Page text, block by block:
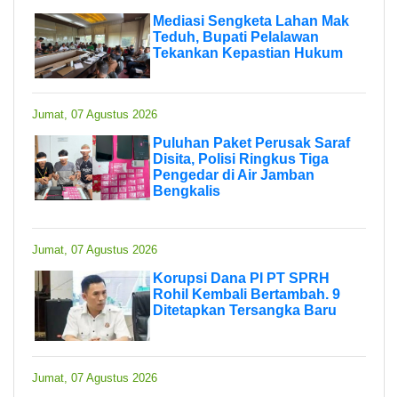
Mediasi Sengketa Lahan Mak
Teduh, Bupati Pelalawan
Tekankan Kepastian Hukum
Jumat, 07 Agustus 2026
Puluhan Paket Perusak Saraf
Disita, Polisi Ringkus Tiga
Pengedar di Air Jamban
Bengkalis
Jumat, 07 Agustus 2026
Korupsi Dana PI PT SPRH
Rohil Kembali Bertambah. 9
Ditetapkan Tersangka Baru
Jumat, 07 Agustus 2026